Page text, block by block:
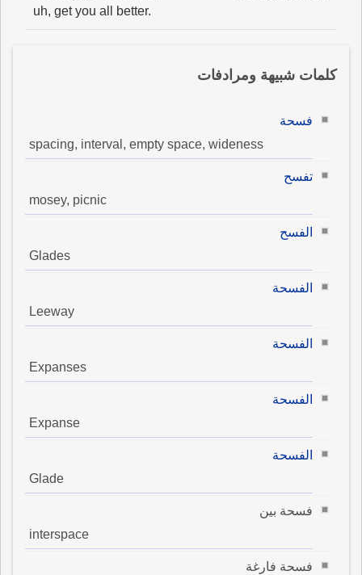
uh, get you all better.
كلمات شبيهة ومرادفات
فسحة
spacing, interval, empty space, wideness
تفسح
mosey, picnic
الفسح
Glades
الفسحة
Leeway
الفسحة
Expanses
الفسحة
Expanse
الفسحة
Glade
فسحة بين
interspace
فسحة فارغة